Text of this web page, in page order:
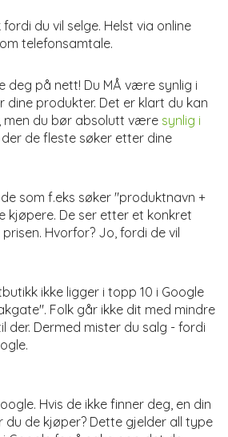
du vil selge. Helst via online
telefonsamtale.
deg på nett! Du MÅ være synlig i
dine produkter. Det er klart du kan
men du bør absolutt være synlig i
de fleste søker etter dine
som f.eks søker "produktnavn +
kjøpere. De ser etter et konkret
Hvorfor? Jo, fordi de vil
ikke ligger i topp 10 i Google
Folk går ikke dit med mindre
der. Dermed mister du salg - fordi
Hvis de ikke finner deg, en din
du de kjøper? Dette gjelder all type